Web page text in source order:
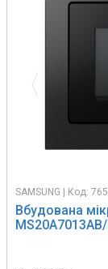
SAMSUNG | Код:
Вбудована